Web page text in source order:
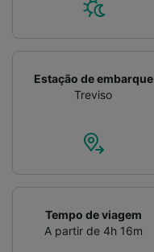
Estação de embarque
Treviso
Tempo de viagem
A partir de 4h 16m